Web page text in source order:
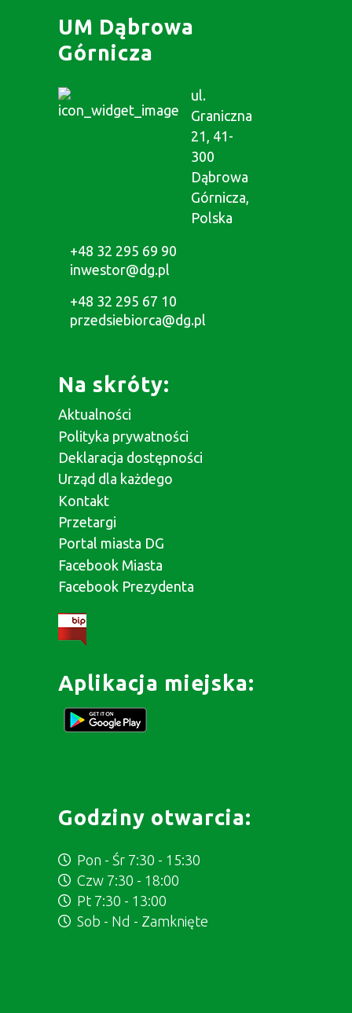
UM Dąbrowa
Górnicza
ul.
Graniczna
21, 41-
300
Dąbrowa
Górnicza,
Polska
+48 32 295 69 90
inwestor@dg.pl
+48 32 295 67 10
przedsiebiorca@dg.pl
Na skróty:
Aktualności
Polityka prywatności
Deklaracja dostępności
Urząd dla każdego
Kontakt
Przetargi
Portal miasta DG
Facebook Miasta
Facebook Prezydenta
Aplikacja miejska:
Godziny otwarcia:
Pon - Śr 7:30 - 15:30
Czw 7:30 - 18:00
Pt 7:30 - 13:00
Sob - Nd - Zamknięte